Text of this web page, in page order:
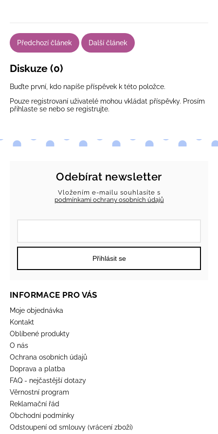
Předchozí článek Další článek
Diskuze (0)
Buďte první, kdo napíše příspěvek k této položce.
Pouze registrovaní uživatelé mohou vkládat příspěvky. Prosím
přihlaste se nebo se registrujte.
Odebírat newsletter
Vložením e-mailu souhlasíte s
podmínkami ochrany osobních údajů
Přihlásit se
INFORMACE PRO VÁS
Moje objednávka
Kontakt
Oblíbené produkty
O nás
Ochrana osobních údajů
Doprava a platba
FAQ - nejčastější dotazy
Věrnostní program
Reklamační řád
Obchodní podmínky
Odstoupení od smlouvy (vrácení zboží)